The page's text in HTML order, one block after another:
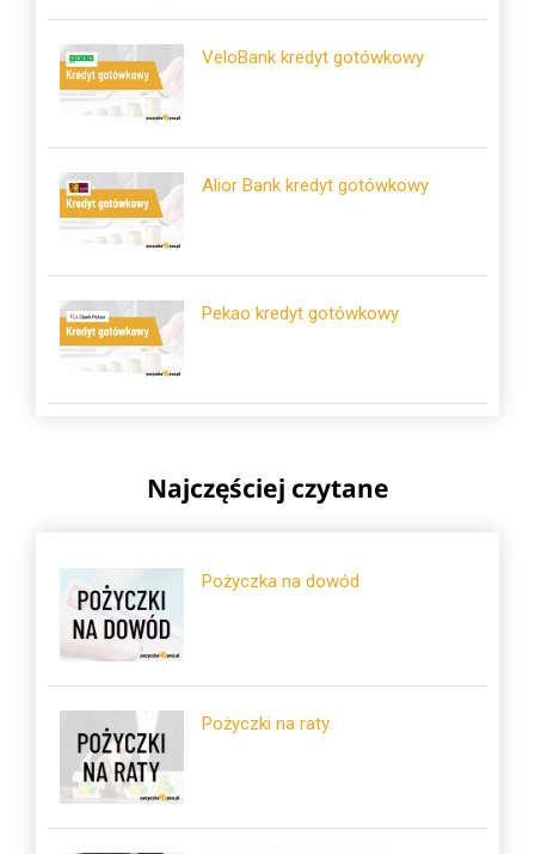
VeloBank kredyt gotówkowy
Alior Bank kredyt gotówkowy
Pekao kredyt gotówkowy
Najczęściej czytane
Pożyczka na dowód
Pożyczki na raty